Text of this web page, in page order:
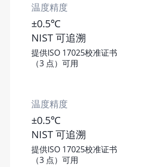
温度精度
±0.5℃
NIST 可追溯
提供ISO 17025校准证书
（3 点）可用
温度精度
±0.5℃
NIST 可追溯
提供ISO 17025校准证书
（3 点）可用